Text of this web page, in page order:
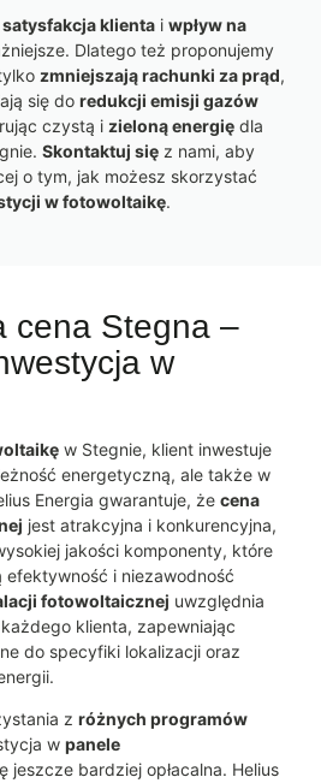
satysfakcja klienta i wpływ na
Dlatego też proponujemy
zmniejszają rachunki za prąd,
się do redukcji emisji gazów
czystą i zieloną energiędla
Skontaktuj się z nami, aby
o tym, jak możesz skorzystać
w fotowoltaikę.
cena Stegna –
w
w Stegnie, klient inwestuje
energetyczną, ale także w
Energia gwarantuje, że cena
jest atrakcyjna i konkurencyjna,
jakości komponenty, które
efektywność i niezawodność
fotowoltaicznej uwzględnia
klienta, zapewniając
do specyfiki lokalizacji oraz
z różnych programów
w panele
jeszcze bardziej opłacalna. Helius